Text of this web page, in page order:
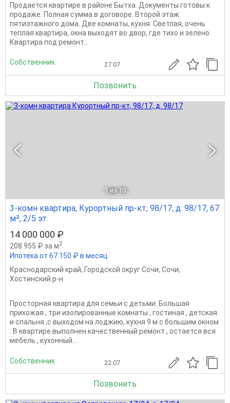
Продается квартире в районе Бытха. Документы готовы к
продаже. Полная сумма в договоре. Второй этаж
пятиэтажного дома. Две комнаты, кухня. Светлая, очень
теплая квартира, окна выходят во двор, где тихо и зелено.
Квартира под ремонт...
Собственник 27.07
Позвонить
1 из 10
3-комн квартира, Курортный пр-кт, 98/17, д. 98/17, 67
м², 2/5 эт.
14 000 000 ₽
208 955 ₽ за м2
Ипотека от 67 150 ₽ в месяц
Краснодарский край, Городской округ Сочи, Сочи,
Хостинский р-н
Просторная квартира для семьи с детьми. Большая
прихожая , три изолированные комнаты , гостиная , детская
и спальня ,с выходом на лоджию, кухня 9 м с большим окном
. В квартире выполнен качественный ремонт , остается вся
мебель , кухонный...
Собственник 22.07
Позвонить